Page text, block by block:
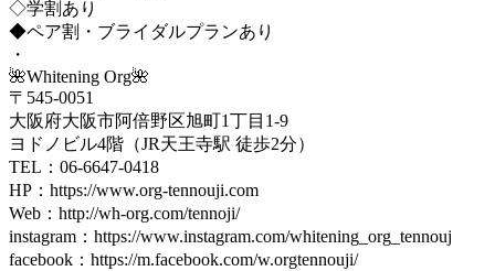
◇学割あり
◆ペア割・ブライダルプランあり
・
🌺Whitening Org🌺
〒545-0051
大阪府大阪市阿倍野区旭町1丁目1-9
ヨドノビル4階（JR天王寺駅 徒歩2分）
TEL：06-6647-0418
HP：https://www.org-tennouji.com
Web：http://wh-org.com/tennoji/
instagram：https://www.instagram.com/whitening_org_tennouj
facebook：https://m.facebook.com/w.orgtennouji/